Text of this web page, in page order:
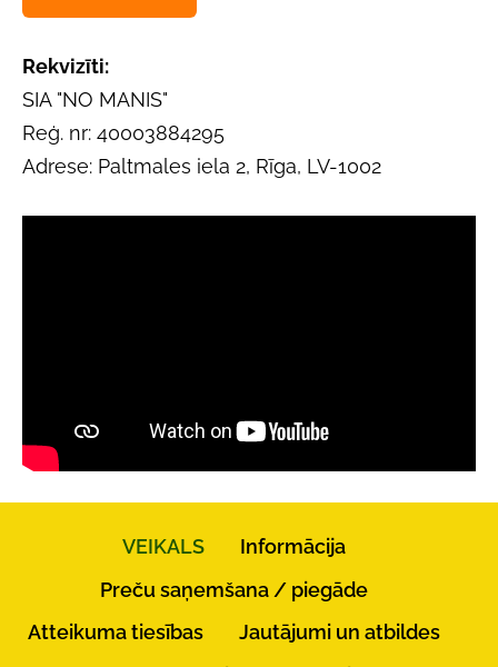
Rekvizīti:
SIA "NO MANIS"
Reģ. nr: 40003884295
Adrese: Paltmales iela 2, Rīga, LV-1002
VEIKALS
Informācija
Preču saņemšana / piegāde
Atteikuma tiesības
Jautājumi un atbildes